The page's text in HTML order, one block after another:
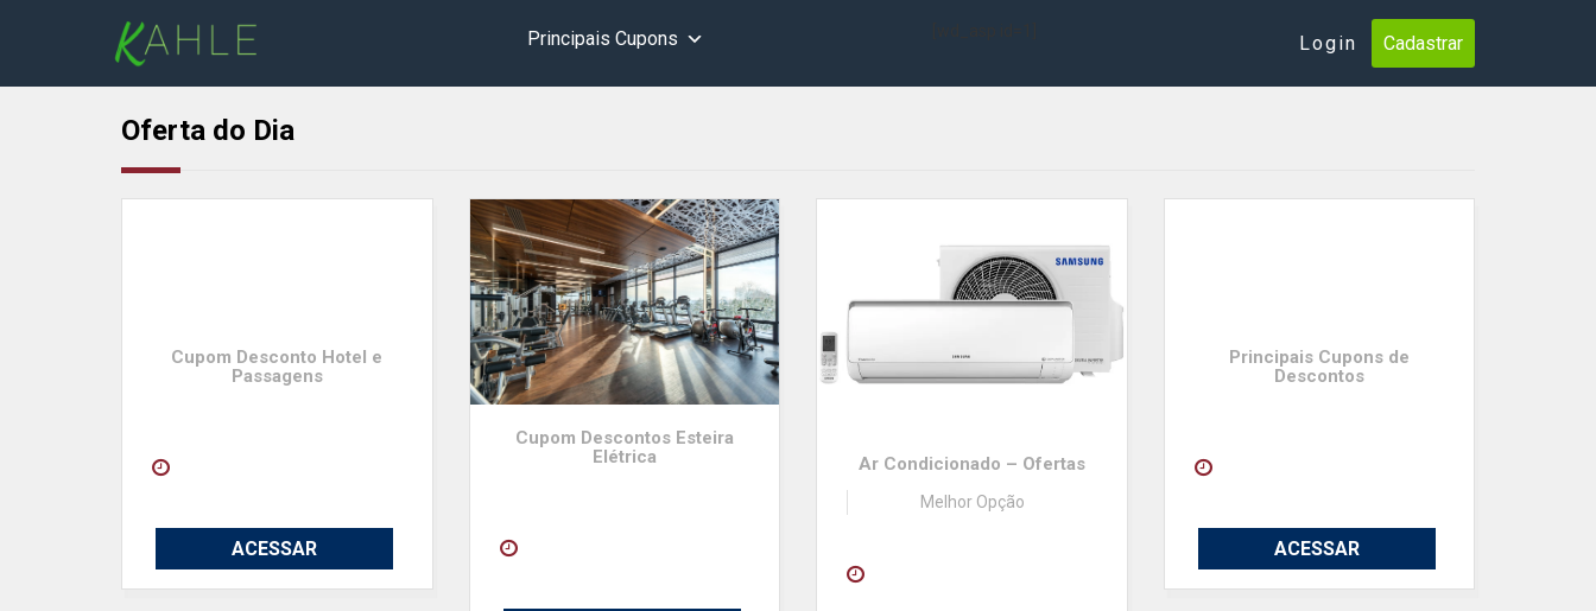
Principais Cupons Login Cadastrar
Oferta do Dia
Cupom Desconto Hotel e
Passagens
ACESSAR
Cupom Descontos Esteira
Elétrica
Ar Condicionado – Ofertas
Melhor Opção
Principais Cupons de
Descontos
ACESSAR